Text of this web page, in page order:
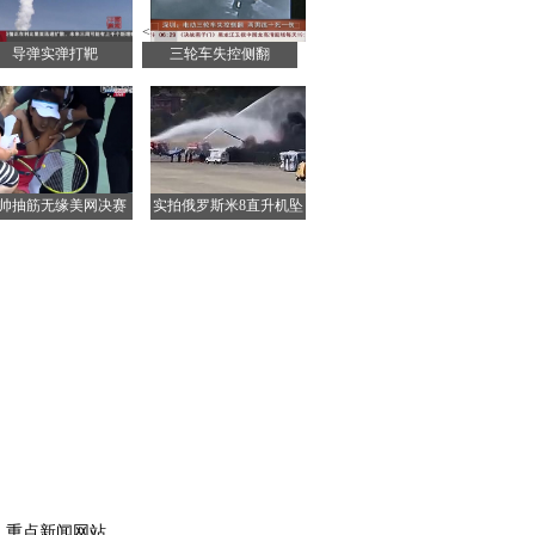
导弹实弹打靶
<
三轮车失控侧翻
抽筋无缘美网决赛
实拍俄罗斯米8直升机坠